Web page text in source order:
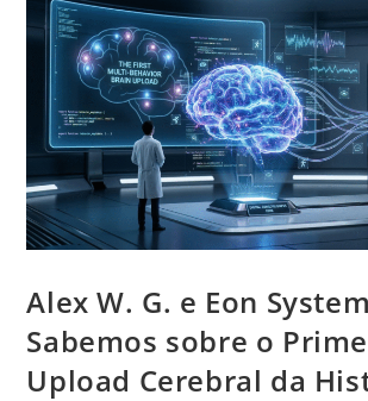
Alex W. G. e Eon
Sabemos sobre o
Upload Cerebral da